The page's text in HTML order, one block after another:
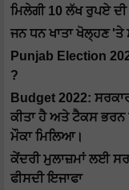
ਮਿਲੇਗੀ 10 ਲੱਖ ਰੁਪਏ ਦੀ
ਜਨ ਧਨ ਖਾਤਾ ਖੋਲ੍ਹਣ 'ਤੇ
Punjab Election
?
Budget 2022:
ਕੀਤਾ ਹੈ ਅਤੇ ਟੈਕਸ
ਮੌਕਾ ਮਿਲਿਆ।
ਕੇਂਦਰੀ ਮੁਲਾਜ਼ਮਾਂ ਲਈ
ਫੀਸਦੀ ਇਜਾਫਾ